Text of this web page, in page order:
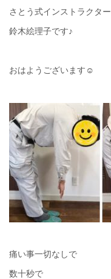
さとう式インストラクター
鈴木絵理子です♪
おはようございます☺︎
痛い事一切なしで
数十秒で